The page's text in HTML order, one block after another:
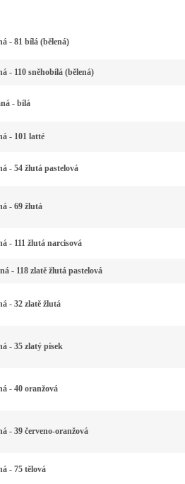
- 81 bílá (bělená)
- 110 sněhobílá (bělená)
- bílá
- 101 latté
- 54 žlutá pastelová
- 69 žlutá
- 111 žlutá narcisová
- 118 zlatě žlutá pastelová
- 32 zlatě žlutá
- 35 zlatý písek
- 40 oranžová
- 39 červeno-oranžová
- 75 tělová